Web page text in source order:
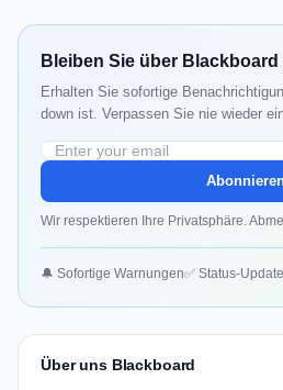
Bleiben Sie über
Erhalten Sie sofortige
down ist. Verpassen Sie nie wieder
Wir respektieren Ihre Privatsphäre.
🔔 Sofortige Warnungen✅ Status-
Über uns Blackboard